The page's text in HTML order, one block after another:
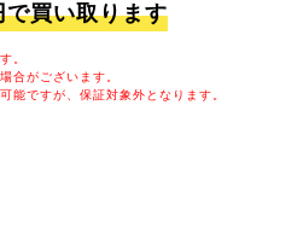
買い取ります
。
合がございます。
能ですが、保証対象外となります。